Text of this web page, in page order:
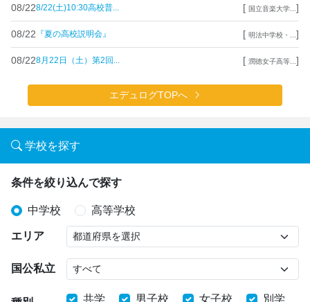
08/228/22(土)10:30高校普... [ 国立音楽大学... ]
08/22 『夏の高校説明会』 [ 明法中学校・... ]
08/228月22日（土）第2回... [ 潤徳女子高等... ]
エデュログTOPへ
学校を探す
条件を絞り込んで探す
中学校 高等学校
エリア
国公私立
共学 男子校 女子校 別学